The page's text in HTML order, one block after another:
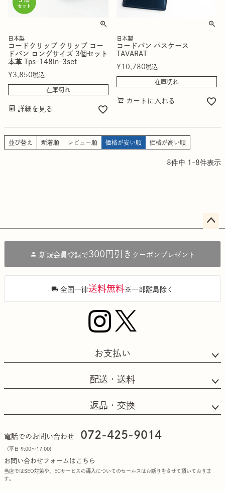
日本製
コードクリップ クリップ コー
ドバン ロングサイズ 3個セット
本革 Tps-148ln-3set
¥3,850税込
在庫切れ
詳細を見る
日本製
コードバン パスケース
TAVARAT
¥ 10,780税込
在庫切れ
カートに入れる
並び替え 新着順 レビュー順 価格が安い順 価格が高い順
8件中 1 -8件表示
へ
新規会員登録で300円引き クーポンプレゼント
全国一律送料無料※一部離島除く
お支払い
配送・送料
返品・交換
電話でのお問い合わせ 072-425-9014
（平日 9:00〜17:00)
お問い合わせフォームはこちら
当店ではSEO対策や、ECサービスの導入についてのセールスはお断りをさせて頂いておりま
す。